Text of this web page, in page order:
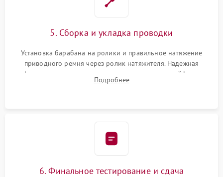
5. Сборка и укладка проводки
Установка барабана на ролики и правильное натяжение
приводного ремня через ролик натяжителя. Надежная
фиксация всех узлов, подключение клемм и шлейфов к
модулю управления. Монтаж корпусных панелей, люка и
Подробнее
6. Финальное тестирование и сдача